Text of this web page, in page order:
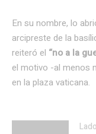
En su nombre, lo
arcipreste de la
reiteró el “no a la
el motivo -al menos
en la plaza vaticana.